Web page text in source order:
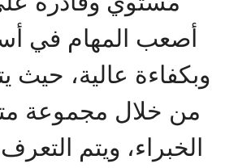
أصعب المهام في
وبكفاءة عالية، حيث
من خلال مجموعة
الخبراء، ويتم